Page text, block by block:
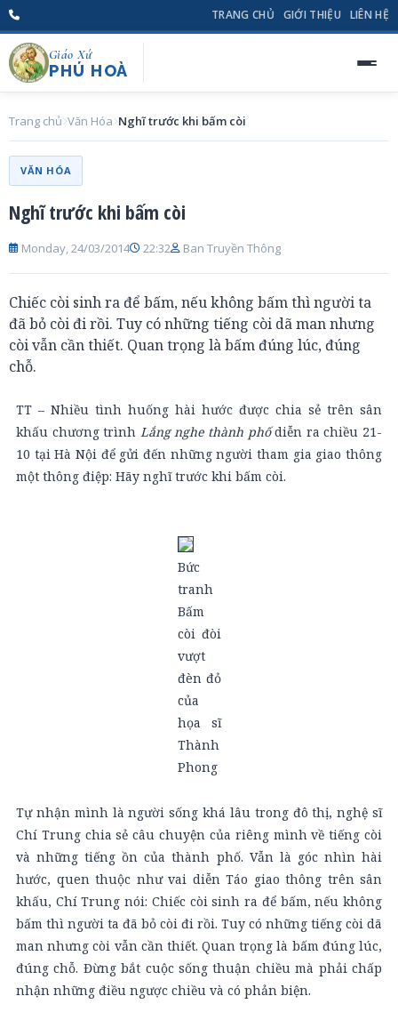
TRANG CHỦ GIỚI THIỆU LIÊN HỆ
Giáo Xứ
PHÚ HOÀ
Trang chủ Văn Hóa Nghĩ trước khi bấm còi
VĂN HÓA
Nghĩ trước khi bấm còi
Monday, 24/03/2014 22:32 Ban Truyền Thông
Chiếc còi sinh ra để bấm, nếu không bấm thì người ta
đã bỏ còi đi rồi. Tuy có những tiếng còi dã man nhưng
còi vẫn cần thiết. Quan trọng là bấm đúng lúc, đúng
chỗ.
TT – Nhiều tình huống hài hước được chia sẻ trên sân
khấu chương trình Lắng nghe thành phốdiễn ra chiều 21-
10 tại Hà Nội để gửi đến những người tham gia giao thông
một thông điệp: Hãy nghĩ trước khi bấm còi.
Bức
tranh
Bấm
còi đòi
vượt
đèn đỏ
của
họa sĩ
Thành
Phong
Tự nhận mình là người sống khá lâu trong đô thị, nghệ sĩ
Chí Trung chia sẻ câu chuyện của riêng mình về tiếng còi
và những tiếng ồn của thành phố. Vẫn là góc nhìn hài
hước, quen thuộc như vai diễn Táo giao thông trên sân
khấu, Chí Trung nói: Chiếc còi sinh ra để bấm, nếu không
bấm thì người ta đã bỏ còi đi rồi. Tuy có những tiếng còi dã
man nhưng còi vẫn cần thiết. Quan trọng là bấm đúng lúc,
đúng chỗ. Đừng bắt cuộc sống thuận chiều mà phải chấp
nhận những điều ngược chiều và có phản biện.